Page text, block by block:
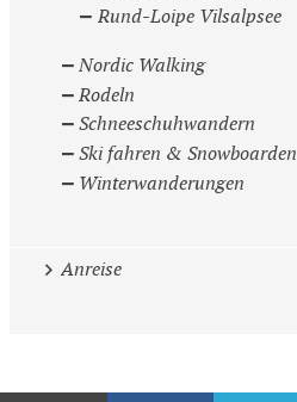
Rund-Loipe Vilsalpsee
Nordic Walking
Rodeln
Schneeschuhwandern
Ski fahren & Snowboarden
Winterwanderungen
Anreise